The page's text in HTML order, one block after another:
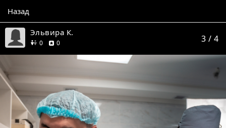
Назад
Эльвира К.
0друзей
0отзывов 3 / 4